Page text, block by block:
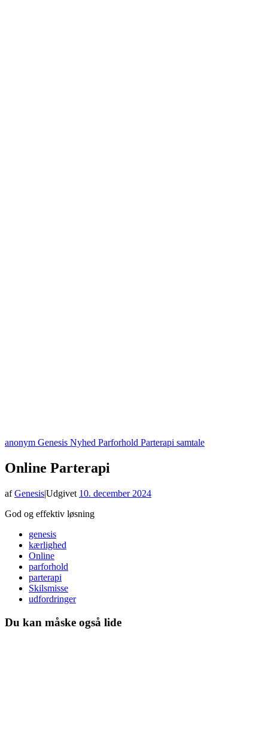
anonym Genesis Nyhed Parforhold Parterapi samtale
Online Parterapi
afGenesis|Udgivet 10. december 2024
God og effektiv løsning
genesis
kærlighed
Online
parforhold
parterapi
Skilsmisse
udfordringer
Du kan måske også lide